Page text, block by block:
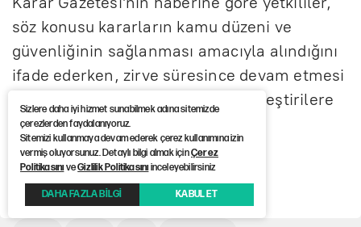
söz konusu kararların kamu düzeni ve
güvenliğinin sağlanması amacıyla alındığını
ifade ederken, zirve süresince devam etmesi
beklenen yasaklar kamuoyunda eleştirilere
yol açtı.
Haber Kaynağı :12punto
Sizlere daha iyi hizmet sunabilmek adına sitemizde
çerezlerden faydalanıyoruz.
Sitemizi kullanmaya devam ederek çerez kullanımına izin
vermiş oluyorsunuz. Detaylı bilgi almak içinÇerez
PolitikasınıveGizlilik Politikasınıinceleyebilirsiniz
DAHA FAZLA BİLGİ KABUL ET